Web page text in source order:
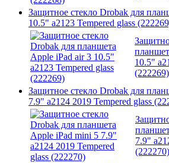
Защитное стекло Drobak для
10.5" a2123 Tempered glass
10.5"
(222269)
Защитное стекло Drobak для
7.9" a2124 2019 Tempered glass
7.9"
(222270)